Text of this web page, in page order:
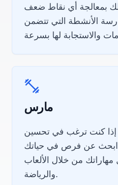
بمعالجة أي نقاط ضعف
الأنشطة التي تتضمن
مارس
إذا كنت ترغب في تحسين
عن فرص في حياتك
مهاراتك من خلال الألعاب
والرياضة.